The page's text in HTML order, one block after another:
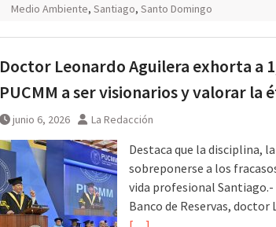
Medio Ambiente, Santiago, Santo Domingo
Doctor Leonardo Aguilera exhorta a
PUCMM a ser visionarios y valorar la
junio 6, 2026 La Redacción
Destaca que la disciplina,
sobreponerse a los
vida profesional
Banco de Reservas,